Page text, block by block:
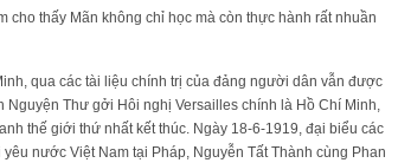
thấy Mãn không chỉ học mà còn thực hành rất nhuần
qua các tài liệu chính trị của đảng người dân vẫn được
Nguyện Thư gởi Hôi nghị Versailles chính là Hồ Chí Minh,
thế giới thứ nhất kết thúc. Ngày 18-6-1919, đại biểu các
nước Việt Nam tại Pháp, Nguyễn Tất Thành cùng Phan